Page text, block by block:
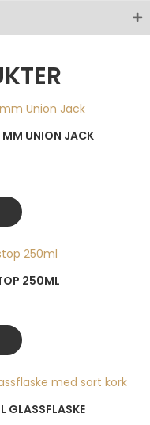
MM UNION JACK
1,20 NOK.
250ML
GLASSFLASKE